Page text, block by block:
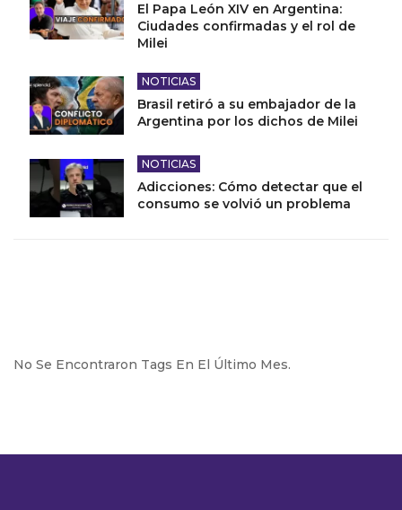
El Papa León XIV en Argentina:
Ciudades confirmadas y el rol de
Milei
NOTICIAS
Brasil retiró a su embajador de la
Argentina por los dichos de Milei
NOTICIAS
Adicciones: Cómo detectar que el
consumo se volvió un problema
No Se Encontraron Tags En El Último Mes.